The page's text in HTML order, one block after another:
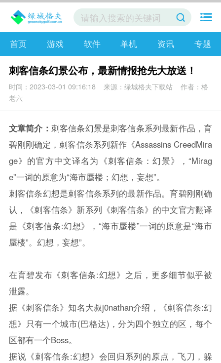
首页 游戏 软件 单机 资讯 专题
刺客信条幻景公布，最新情报抢先大放送！
时间：2023-03-01 09:16:18 来源：绿城格夫下载站
作者：格
老六
文章简介： 刺客信条幻景是刺客信条系列最新作品，育
碧刚刚确定，刺客信条系列新作《Assassins CreedMira
ge》的官方中文译名为《刺客信条：幻景》，“Mirag
e”一词的原意为“海市蜃楼；幻想，妄想”。
刺客信条幻想是刺客信条系列的最新作品。育碧刚刚确
认，《刺客信条》新系列《刺客信条》的中文官方翻译
是《刺客信条:幻想》，“海市蜃楼”一词的原意是“海市
蜃楼”。幻想，妄想”。
在育碧发布《刺客信条:幻想》之后，更多细节似乎被
泄露。
据《刺客信条》知名大叔j0nathan介绍，《刺客信条:幻
想》只有一个城市(巴格达)，分为四个独立的区，每个
区都有一个Boss。
据说《刺客信条:幻想》会回归系列的原点，飞刀，躲